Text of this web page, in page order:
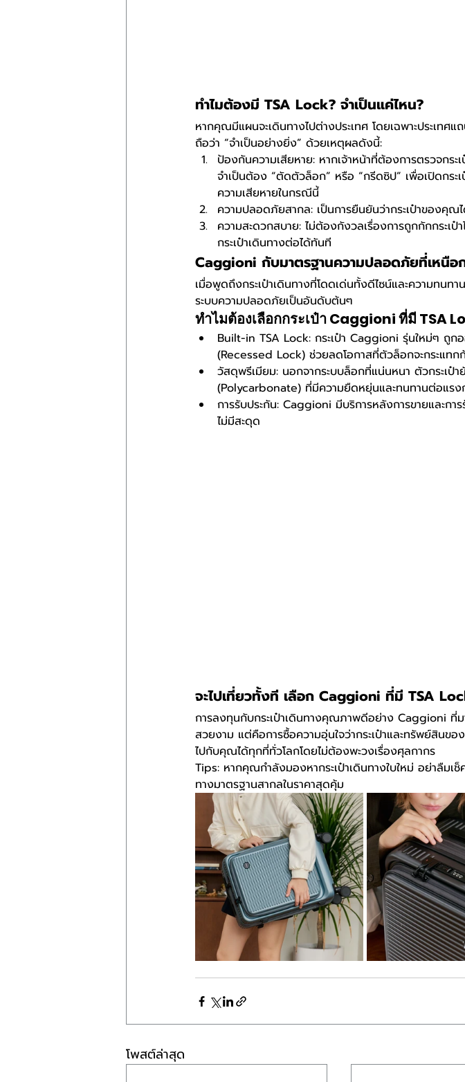
ทำไมต้องมี TSA Lock? จำเป็นแค่ไหน?
หากคุณมีแผนจะเดินทางไปต่างประเทศ โดยเฉพาะประเท
ถือว่า “จำเป็นอย่างยิ่ง” ด้วยเหตุผลดังนี้:
ป้องกันความเสียหาย: หากเจ้าหน้าที่ต้องการตรวจกร
จำเป็นต้อง “ตัดตัวล็อก” หรือ “กรีดซิป” เพื่อเปิดกระ
ความเสียหายในกรณีนี้
ความปลอดภัยสากล: เป็นการยืนยันว่ากระเป๋าของคุ
ความสะดวกสบาย: ไม่ต้องกังวลเรื่องการถูกกักกระเป๋
กระเป๋าเดินทางต่อได้ทันที
Caggioni กับมาตรฐานความปลอดภัยที่เหนือ
เมื่อพูดถึงกระเป๋าเดินทางที่โดดเด่นทั้งดีไซน์และความทน
ระบบความปลอดภัยเป็นอันดับต้นๆ
ทำไมต้องเลือกกระเป๋า Caggioni ที่มี TSA
Built-in TSA Lock: กระเป๋า Caggioni รุ่นใหม่ๆ ถูก
(Recessed Lock) ช่วยลดโอกาสที่ตัวล็อกจะกระแทก
วัสดุพรีเมียม: นอกจากระบบล็อกที่แน่นหนา ตัวกระเป๋
(Polycarbonate) ที่มีความยืดหยุ่นและทนทานต่อแรง
การรับประกัน: Caggioni มีบริการหลังการขายและกา
ไม่มีสะดุด
จะไปเที่ยวทั้งที เลือก Caggioni ที่มี TSA
การลงทุนกับกระเป๋าเดินทางคุณภาพดีอย่าง Caggioni ที่ม
สวยงาม แต่คือการซื้อความอุ่นใจว่ากระเป๋าและทรัพย์สิน
ไปกับคุณได้ทุกที่ทั่วโลกโดยไม่ต้องพะวงเรื่องศุลกากร
Tips: หากคุณกำลังมองหากระเป๋าเดินทางใบใหม่ อย่าลืมเ
ทางมาตรฐานสากลในราคาสุดคุ้ม
โพสต์ล่าสุด